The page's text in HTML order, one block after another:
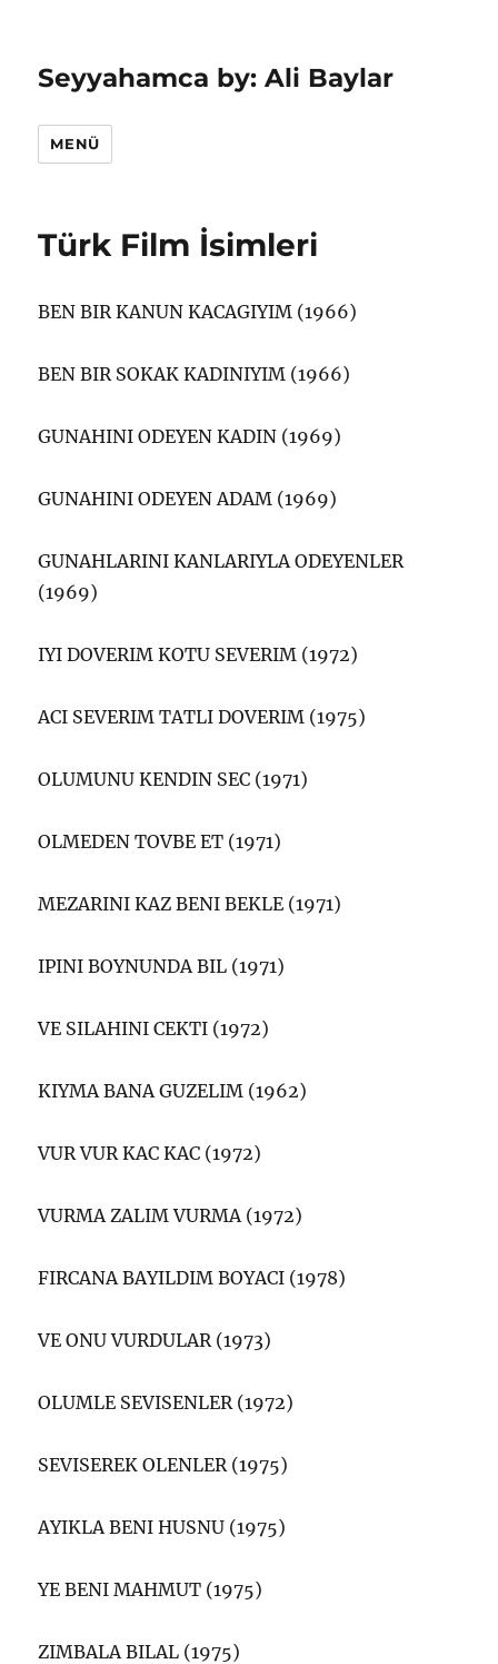
Seyyahamca by: Ali Baylar
MENÜ
Türk Film İsimleri
BEN BIR KANUN KACAGIYIM (1966)
BEN BIR SOKAK KADINIYIM (1966)
GUNAHINI ODEYEN KADIN (1969)
GUNAHINI ODEYEN ADAM (1969)
GUNAHLARINI KANLARIYLA ODEYENLER
(1969)
IYI DOVERIM KOTU SEVERIM (1972)
ACI SEVERIM TATLI DOVERIM (1975)
OLUMUNU KENDIN SEC (1971)
OLMEDEN TOVBE ET (1971)
MEZARINI KAZ BENI BEKLE (1971)
IPINI BOYNUNDA BIL (1971)
VE SILAHINI CEKTI (1972)
KIYMA BANA GUZELIM (1962)
VUR VUR KAC KAC (1972)
VURMA ZALIM VURMA (1972)
FIRCANA BAYILDIM BOYACI (1978)
VE ONU VURDULAR (1973)
OLUMLE SEVISENLER (1972)
SEVISEREK OLENLER (1975)
AYIKLA BENI HUSNU (1975)
YE BENI MAHMUT (1975)
ZIMBALA BILAL (1975)